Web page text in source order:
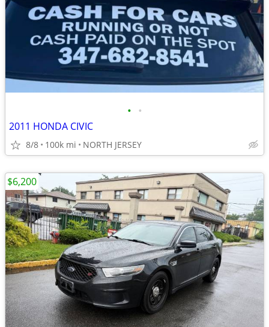
• •
2011 HONDA CIVIC
8/8 100k mi NORTH JERSEY
$6,200